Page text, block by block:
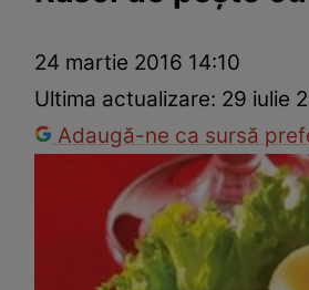
Mâncăruri rapideRețete cu
24 martie 2016 14:10
Ultima actualizare: 29 iulie
Adaugă-ne ca sursă